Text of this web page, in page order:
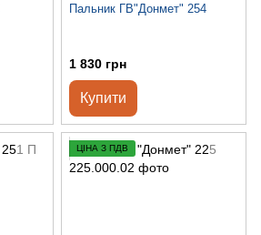
Пальник ГВ"Донмет" 254
1 830 грн
Купити
ЦІНА З ПДВ